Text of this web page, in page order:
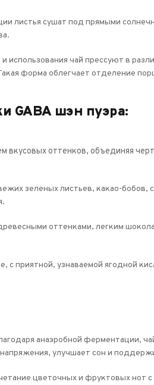
листья сушат под прямыми
использования чай прессуют в
форма облегчает отделение
GABA шэн пуэра:
вкусовых оттенков, объединяя
зеленых листьев, какао-бобов,
оттенками, легким
с приятной, узнаваемой
анаэробной ферментации,
улучшает сон и
цветочных и фруктовых нот